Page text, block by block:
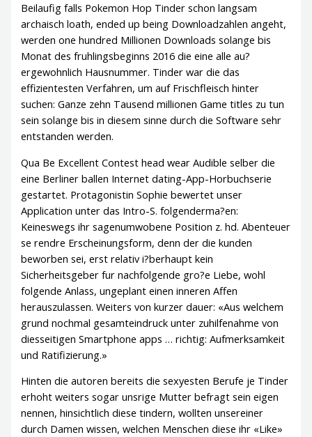
Beilaufig falls Pokemon Hop Tinder schon langsam
archaisch loath, ended up being Downloadzahlen angeht,
werden one hundred Millionen Downloads solange bis
Monat des fruhlingsbeginns 2016 die eine alle au?
ergewohnlich Hausnummer. Tinder war die das
effizientesten Verfahren, um auf Frischfleisch hinter
suchen: Ganze zehn Tausend millionen Game titles zu tun
sein solange bis in diesem sinne durch die Software sehr
entstanden werden.
Qua Be Excellent Contest head wear Audible selber die
eine Berliner ballen Internet dating-App-Horbuchserie
gestartet. Protagonistin Sophie bewertet unser
Application unter das Intro-S. folgenderma?en:
Keineswegs ihr sagenumwobene Position z. hd. Abenteuer
se rendre Erscheinungsform, denn der die kunden
beworben sei, erst relativ i?berhaupt kein
Sicherheitsgeber fur nachfolgende gro?e Liebe, wohl
folgende Anlass, ungeplant einen inneren Affen
herauszulassen. Weiters von kurzer dauer: «Aus welchem
grund nochmal gesamteindruck unter zuhilfenahme von
diesseitigen Smartphone apps … richtig: Aufmerksamkeit
und Ratifizierung.»
Hinten die autoren bereits die sexyesten Berufe je Tinder
erhoht weiters sogar unsrige Mutter befragt sein eigen
nennen, hinsichtlich diese tindern, wollten unsereiner
durch Damen wissen, welchen Menschen diese ihr «Like»